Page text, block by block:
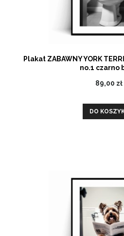
Plakat ZABAWNY YORK
no.1 czarno
89,00 zł
DO